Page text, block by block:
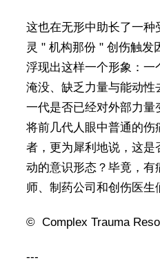
这也在无形中助长了一
灵 " 机构那份 " 创伤触发
浮现出这样一个形象：一
淹没、缺乏力量与能动性
一代是否已经对外部力量
将前几代人眼中普通的伤
者，更为犀利地说，这是
动的意识形态？毕竟，有
师、制药公司和创伤医生
© Complex Trauma
---